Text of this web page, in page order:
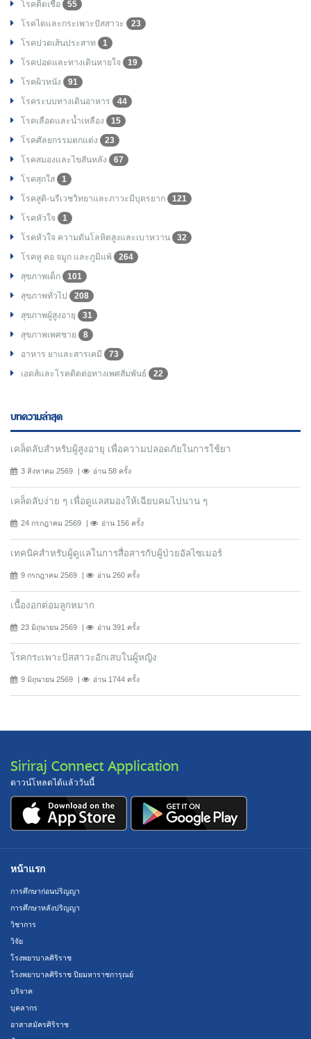
โรคติดเชื้อ
55
โรคไตและกระเพาะปัสสาวะ
23
โรคปวดเส้นประสาท
1
โรคปอดและทางเดินหายใจ
19
โรคผิวหนัง
91
โรคระบบทางเดินอาหาร
44
โรคเลือดและน้ำเหลือง
15
โรคศัลยกรรมตกแต่ง
23
โรคสมองและไขสันหลัง
67
โรคสุกใส
1
โรคสูติ-นรีเวชวิทยาและภาวะมีบุตรยาก
121
โรคหัวใจ
1
โรคหัวใจ ความดันโลหิตสูงและเบาหวาน
32
โรคหู คอ จมูก และภูมิแพ้
264
สุขภาพเด็ก
101
สุขภาพทั่วไป
208
สุขภาพผู้สูงอายุ
31
สุขภาพเพศชาย
8
อาหาร ยาและสารเคมี
73
เอดส์และโรคติดต่อทางเพศสัมพันธ์
22
บทความล่าสุด
เคล็ดลับสำหรับผู้สูงอายุ เพื่อความปลอดภัยในการใช้ยา
3 สิงหาคม 2569 อ่าน 58 ครั้ง
เคล็ดลับง่าย ๆ เพื่อดูแลสมองให้เฉียบคมไปนาน ๆ
24 กรกฎาคม 2569 อ่าน 156 ครั้ง
เทคนิคสำหรับผู้ดูแลในการสื่อสารกับผู้ป่วยอัลไซเมอร์
9 กรกฎาคม 2569 อ่าน 260 ครั้ง
เนื้องอกต่อมลูกหมาก
23 มิถุนายน 2569 อ่าน 391 ครั้ง
โรคกระเพาะปัสสาวะอักเสบในผู้หญิง
9 มิถุนายน 2569 อ่าน 1744 ครั้ง
Siriraj Connect Application
ดาวน์โหลดได้แล้ววันนี้
หน้าแรก
การศึกษาก่อนปริญญา
การศึกษาหลังปริญญา
วิชาการ
วิจัย
โรงพยาบาลศิริราช
โรงพยาบาลศิริราช ปิยมหาราชการุณย์
บริจาค
บุคลากร
อาสาสมัครศิริราช